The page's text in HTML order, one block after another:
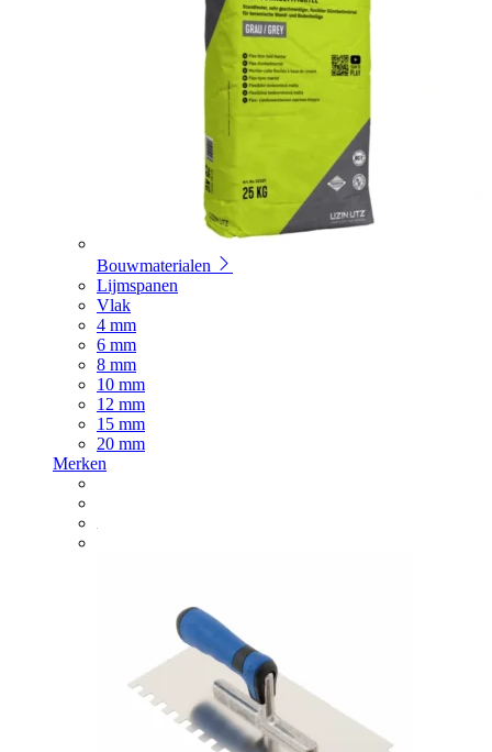
Bouwmaterialen
Lijmspanen
Vlak
4 mm
6 mm
8 mm
10 mm
12 mm
15 mm
20 mm
Merken